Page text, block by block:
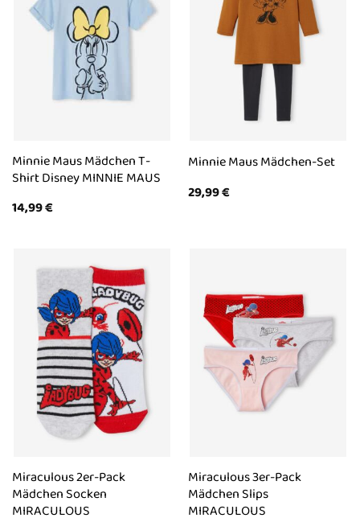
Minnie Maus Mädchen T-
Shirt Disney MINNIE MAUS
14,99€
Minnie Maus Mädchen-Set
29,99€
Miraculous 2er-Pack
Mädchen Socken
MIRACULOUS
Miraculous 3er-Pack
Mädchen Slips
MIRACULOUS